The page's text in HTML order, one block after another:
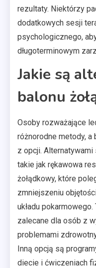
rezultaty. Niektórzy
dodatkowych sesji
psychologicznego,
długoterminowym
Jakie są
balonu
Osoby rozważające
różnorodne metody, a
z opcji. Alternatywami
takie jak rękawowa
żołądkowy, które
zmniejszeniu
układu
zalecane dla osób z
problemami
Inną opcją są
diecie i ćwiczeniach